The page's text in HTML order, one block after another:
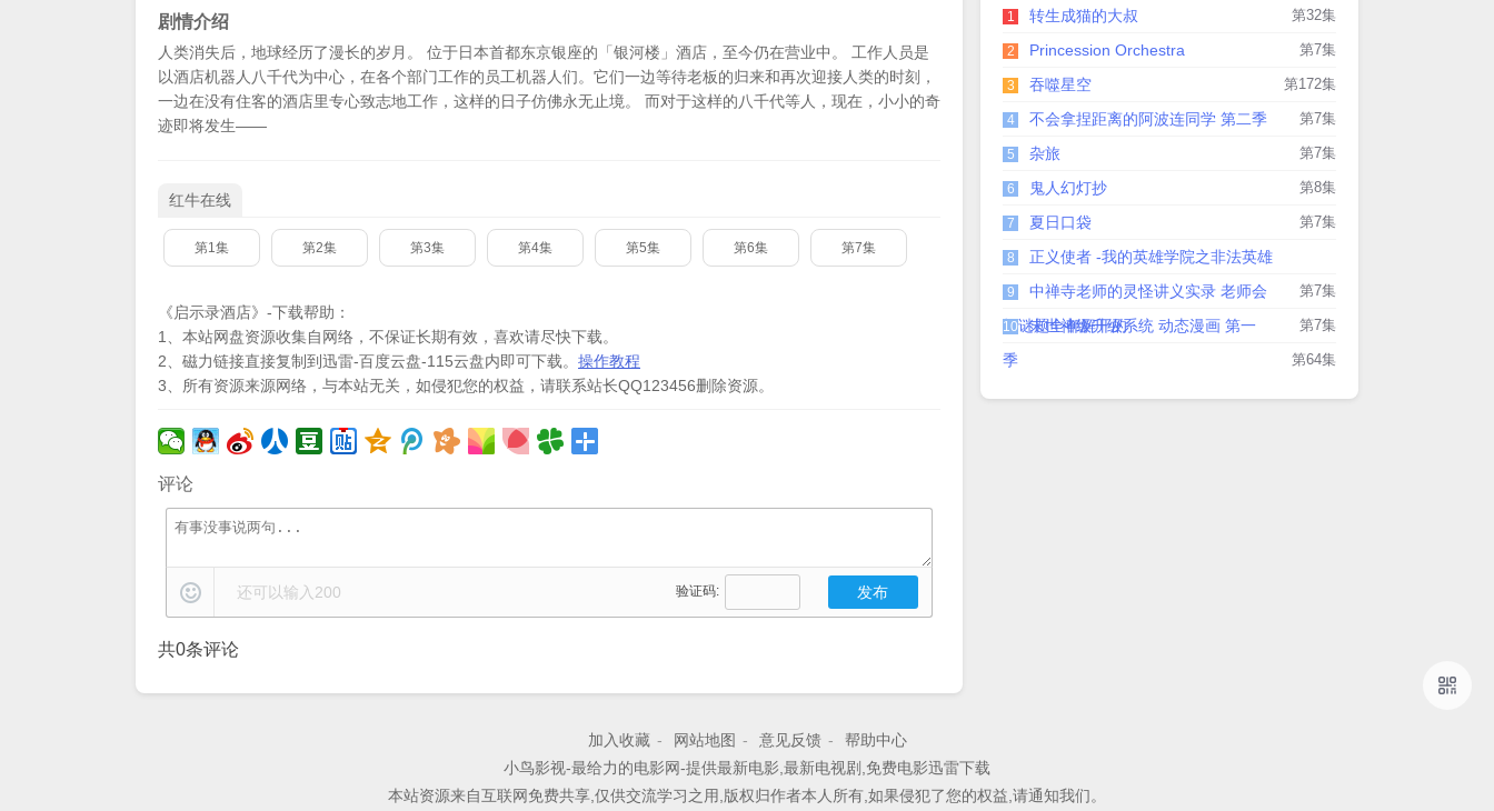
剧情介绍
人类消失后，地球经历了漫长的岁月。 位于日本首都东京银座的「银河楼」酒店，至今仍在营业中。 工作人员是
以酒店机器人八千代为中心，在各个部门工作的员工机器人们。它们一边等待老板的归来和再次迎接人类的时刻，
一边在没有住客的酒店里专心致志地工作，这样的日子仿佛永无止境。 而对于这样的八千代等人，现在，小小的奇
迹即将发生——
红牛在线
第1集 第2集 第3集 第4集 第5集 第6集 第7集
《启示录酒店》-下载帮助：
1、本站网盘资源收集自网络，不保证长期有效，喜欢请尽快下载。
2、磁力链接直接复制到迅雷-百度云盘-115云盘内即可下载。 操作教程
3、所有资源来源网络，与本站无关，如侵犯您的权益，请联系站长QQ123456删除资源。
评论
还可以输入 200 验证码:
共0条评论
1 转生成猫的大叔 第32集
2 Princession Orchestra 第7集
3 吞噬星空 第172集
4 不会拿捏距离的阿波连同学 第二季 第7集
5 杂旅 第7集
6 鬼人幻灯抄 第8集
7 夏日口袋 第7集
8 正义使者 -我的英雄学院之非法英雄
第7集
9
中禅寺老师的灵怪讲义实录 老师会
把谜题全都解开的
第7集
10
末世神级升级系统 动态漫画 第一
季
第64集
加入收藏 - 网站地图 - 意见反馈 -
帮助中心
小鸟影视-最给力的电影网-提供最新电影,最新电视剧,免费电影迅雷下载
本站资源来自互联网免费共享,仅供交流学习之用,版权归作者本人所有,如果侵犯了您的权益,请通知我们。